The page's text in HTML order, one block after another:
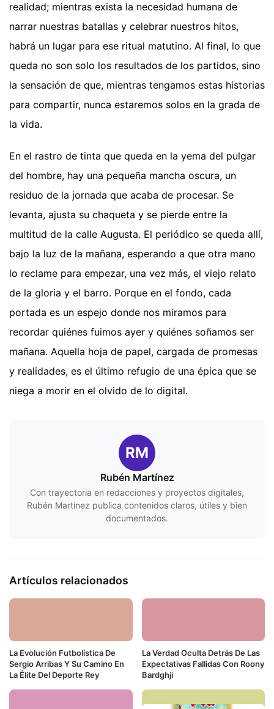
realidad; mientras exista la necesidad humana de
narrar nuestras batallas y celebrar nuestros hitos,
habrá un lugar para ese ritual matutino. Al final, lo que
queda no son solo los resultados de los partidos, sino
la sensación de que, mientras tengamos estas historias
para compartir, nunca estaremos solos en la grada de
la vida.
En el rastro de tinta que queda en la yema del pulgar
del hombre, hay una pequeña mancha oscura, un
residuo de la jornada que acaba de procesar. Se
levanta, ajusta su chaqueta y se pierde entre la
multitud de la calle Augusta. El periódico se queda allí,
bajo la luz de la mañana, esperando a que otra mano
lo reclame para empezar, una vez más, el viejo relato
de la gloria y el barro. Porque en el fondo, cada
portada es un espejo donde nos miramos para
recordar quiénes fuimos ayer y quiénes soñamos ser
mañana. Aquella hoja de papel, cargada de promesas
y realidades, es el último refugio de una épica que se
niega a morir en el olvido de lo digital.
RM
Rubén Martínez
Con trayectoria en redacciones y proyectos digitales,
Rubén Martínez publica contenidos claros, útiles y bien
documentados.
Artículos relacionados
La Evolución Futbolística De
Sergio Arribas Y Su Camino En
La Élite Del Deporte Rey
La Verdad Oculta Detrás De Las
Expectativas Fallidas Con Roony
Bardghji